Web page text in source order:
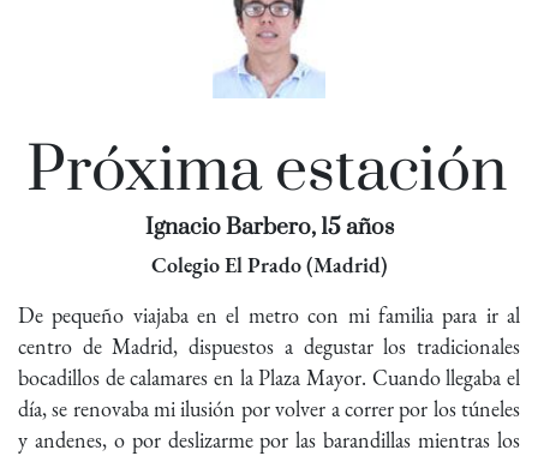
Próxima estación
Ignacio Barbero, 15 años
Colegio El Prado (Madrid)
De pequeño viajaba en el metro con mi familia para ir al
centro de Madrid, dispuestos a degustar los tradicionales
bocadillos de calamares en la Plaza Mayor. Cuando llegaba el
día, se renovaba mi ilusión por volver a correr por los túneles
y andenes, o por deslizarme por las barandillas mientras los